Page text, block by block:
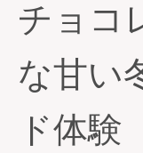
チョコ
な甘い
ド体験